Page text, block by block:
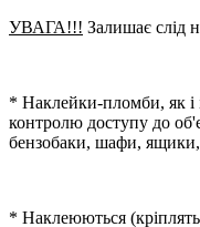
УВАГА!!! Залишає слід
* Наклейки-пломби, як і
контролю доступу до
бензобаки, шафи, ящики,
* Наклеюються